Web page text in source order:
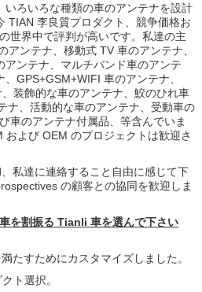
いろいろな種類の車のアンテナを設計
TIAN 李良質プロダクト、競争価格お
世界中で評判が高いです。私達の主
ンテナ、移動式 TV 車のアンテナ、
ンテナ、マルチバンド車のアンテ
GPS+GSM+WIFI 車のアンテナ、
装飾的な車のアンテナ、鮫のひれ車
ナ、活動的な車のアンテナ、受動車の
車のアンテナ付属品、等含んでいま
よび OEM のプロジェクトは歓迎さ
私達に連絡すること自由に感じて下
の顧客との協同を歓迎しま
を割振る Tianli 車を選んで下さい
たすためにカスタマイズしました。
ト選択。